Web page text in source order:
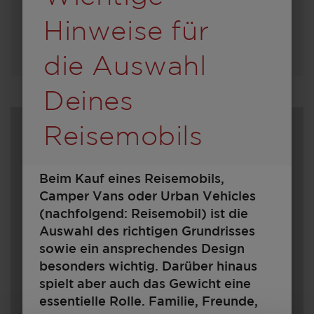
600
Hinweise für
die Auswahl
Deines
Reisemobils
Beim Kauf eines Reisemobils,
Camper Vans oder Urban Vehicles
(nachfolgend: Reisemobil) ist die
Auswahl des richtigen Grundrisses
sowie ein ansprechendes Design
besonders wichtig. Darüber hinaus
spielt aber auch das Gewicht eine
essentielle Rolle. Familie, Freunde,